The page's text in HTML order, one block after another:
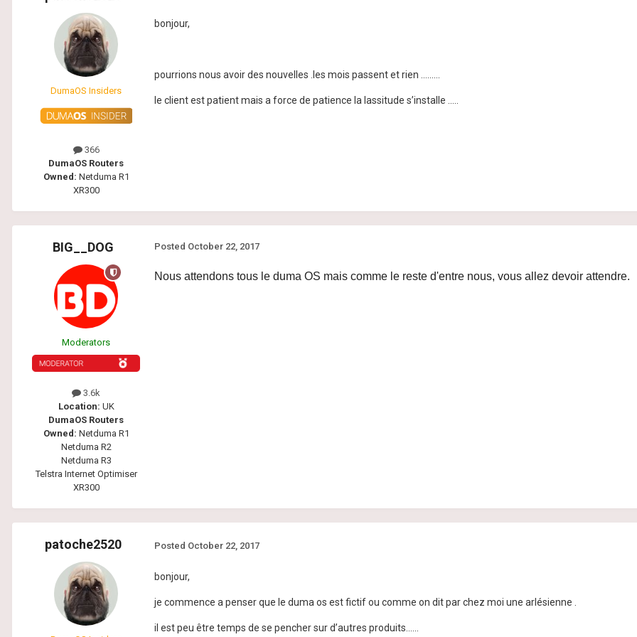
DumaOS Insiders
366
DumaOS Routers
Owned: Netduma R1
XR300
bonjour,
pourrions nous avoir des nouvelles .les mois passent et rien .........
le client est patient mais a force de patience la lassitude s’installe .....
BIG__DOG
Moderators
3.6k
Location: UK
DumaOS Routers
Owned: Netduma R1
Netduma R2
Netduma R3
Telstra Internet Optimiser
XR300
Posted October 22, 2017
Nous attendons tous le duma OS mais comme le reste d'entre nous, vous allez devoir attendre.
patoche2520 Posted October 22, 2017
bonjour,
je commence a penser que le duma os est fictif ou comme on dit par chez moi une arlésienne .
il est peu être temps de se pencher sur d’autres produits......